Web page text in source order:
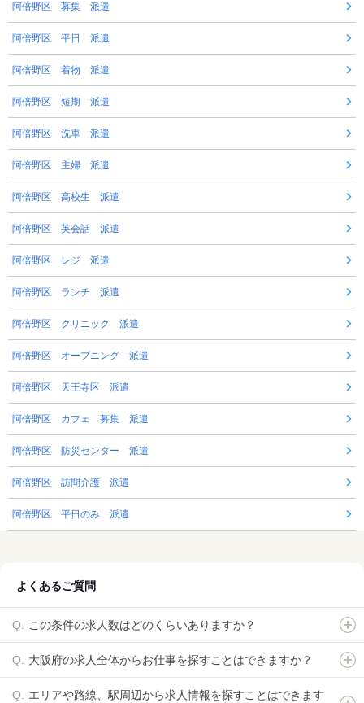
阿倍野区 募集 派遣
阿倍野区 平日 派遣
阿倍野区 着物 派遣
阿倍野区 短期 派遣
阿倍野区 洗車 派遣
阿倍野区 主婦 派遣
阿倍野区 高校生 派遣
阿倍野区 英会話 派遣
阿倍野区 レジ 派遣
阿倍野区 ランチ 派遣
阿倍野区 クリニック 派遣
阿倍野区 オープニング 派遣
阿倍野区 天王寺区 派遣
阿倍野区 カフェ 募集 派遣
阿倍野区 防災センター 派遣
阿倍野区 訪問介護 派遣
阿倍野区 平日のみ 派遣
よくあるご質問
この条件の求人数はどのくらいありますか？
大阪府の求人全体からお仕事を探すことはできますか？
エリアや路線、駅周辺から求人情報を探すことはできます